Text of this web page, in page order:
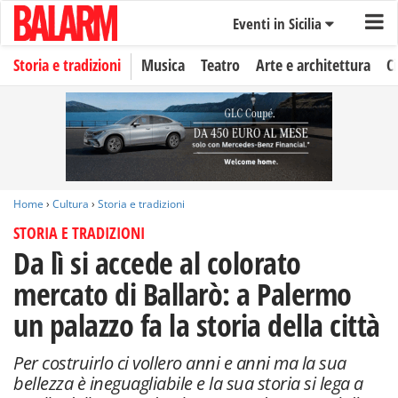
Eventi in Sicilia
Storia e tradizioni Musica Teatro Arte e architettura
Home › Cultura › Storia e tradizioni
STORIA E TRADIZIONI
Da lì si accede al colorato
mercato di Ballarò: a Palermo
un palazzo fa la storia della città
Per costruirlo ci vollero anni e anni ma la sua
bellezza è ineguagliabile e la sua storia si lega a